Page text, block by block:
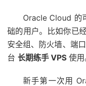
Oracle Cloud 的
础的用户。比如你已
安全组、防火墙、端
台 长期练手 VPS 使用
新手第一次用